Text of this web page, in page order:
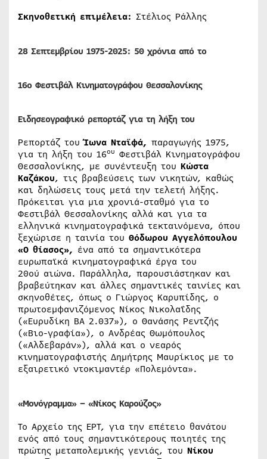
Σκηνοθετική επιμέλεια: Στέλιος Ράλλης
28 Σεπτεμβρίου 1975-2025: 50 χρόνια από το
16ο Φεστιβάλ Κινηματογράφου Θεσσαλονίκης
Ειδησεογραφικό ρεπορτάζ για τη λήξη του
Ρεπορτάζ τουΊωνα Νταϊφά, παραγωγής 1975,
για τη λήξη του 16ου Φεστιβάλ Κινηματογράφου
Θεσσαλονίκης, με συνέντευξη του Κώστα
Καζάκου, τις βραβεύσεις των νικητών, καθώς
και δηλώσεις τους μετά την τελετή λήξης.
Πρόκειται για μια χρονιά-σταθμό για το
Φεστιβάλ Θεσσαλονίκης αλλά και για τα
ελληνικά κινηματογραφικά τεκταινόμενα, όπου
ξεχώρισε η ταινία του Θόδωρου Αγγελόπουλου
«Ο θίασος», ένα από τα σημαντικότερα
ευρωπαϊκά κινηματογραφικά έργα του
20ού αιώνα. Παράλληλα, παρουσιάστηκαν και
βραβεύτηκαν και άλλες σημαντικές ταινίες και
σκηνοθέτες, όπως ο Γιώργος Καρυπίδης, ο
πρωτοεμφανιζόμενος Νίκος Νικολαΐδης
(«Ευρυδίκη ΒΑ 2.037»), ο Θανάσης Ρεντζής
(«Βιο-γραφία»), ο Ανδρέας Θωμόπουλος
(«Αλδεβαράν»), αλλά και ο νεαρός
κινηματογραφιστής Δημήτρης Μαυρίκιος με το
εξαιρετικό ντοκιμαντέρ «Πολεμόντα».
«Μονόγραμμα» – «Νίκος Καρούζος»
Το Αρχείο της ΕΡΤ, για την επέτειο θανάτου
ενός από τους σημαντικότερους ποιητές της
πρώτης μεταπολεμικής γενιάς, του Νίκου